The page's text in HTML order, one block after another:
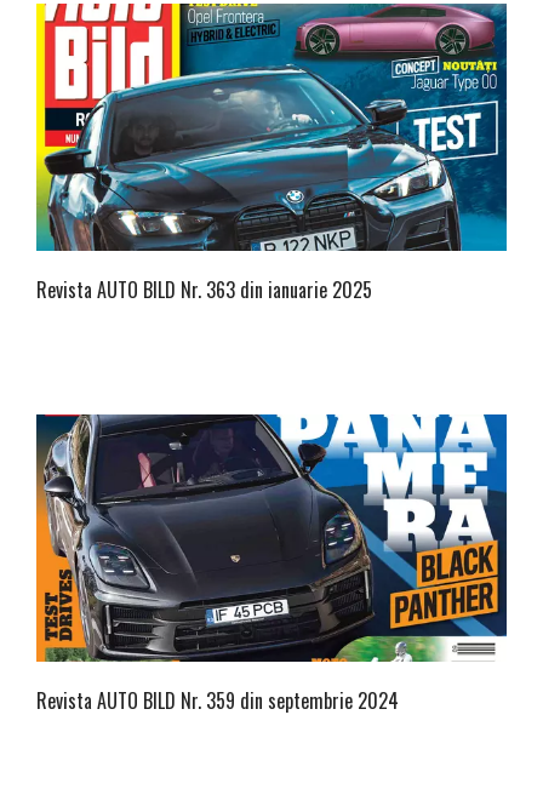
Revista AUTO BILD Nr. 363 din ianuarie 2025
Revista AUTO BILD Nr. 359 din septembrie 2024